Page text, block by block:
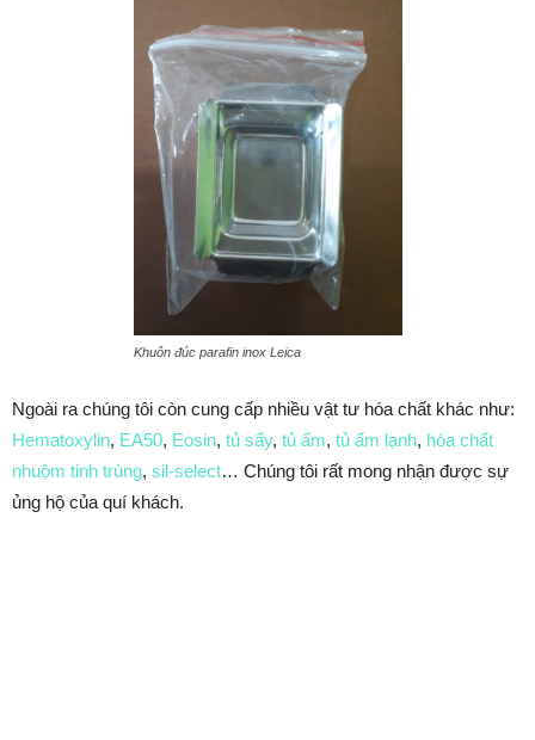
Khuôn đúc parafin inox Leica
Ngoài ra chúng tôi còn cung cấp nhiều vật tư hóa chất khác như:
Hematoxylin, EA50, Eosin, tủ sấy, tủ ấm, tủ ấm lạnh, hóa chất
nhuộm tinh trùng, sil-select… Chúng tôi rất mong nhận được sự
ủng hộ của quí khách.